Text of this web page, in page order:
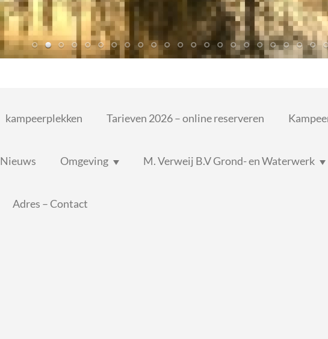
kampeerplekken Tarieven 2026 – online reserveren
Nieuws Omgeving M. Verweij B.V Grond- en Waterwerk
Adres – Contact